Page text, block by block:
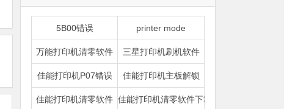
5B00错误 printer mode
万能打印机清零软件 三星打印机刷机软件
佳能打印机P07错误 佳能打印机主板解锁
佳能打印机清零软件 佳能打印机清零软件下载